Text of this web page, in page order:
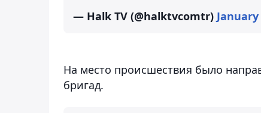
— Halk TV (@halktvcomtr) January
На место происшествия было
бригад.